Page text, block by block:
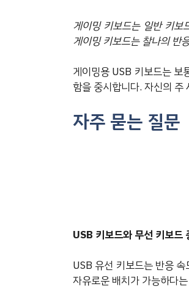
게이밍 키보드는 일반 키보
게이밍 키보드는 찰나의 반
게이밍용 USB 키보드는 보
함을 중시합니다. 자신의 주
자주 묻는 질문
USB 키보드와 무선 키보드
USB 유선 키보드는 반응
자유로운 배치가 가능하다